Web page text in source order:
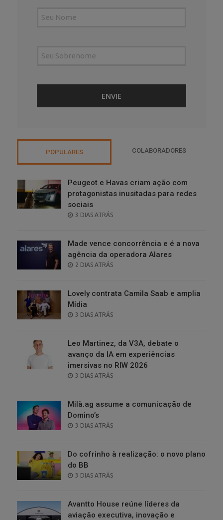
POPULARES COLABORADORES
Peugeot e Havas criam ação com
protagonistas inusitadas para redes
sociais
POSTED
3 DIAS ATRÁS
Made vence concorrência e é a nova
agência da operadora Alares
POSTED
2 DIAS ATRÁS
Lovely contrata Camila Saab e amplia
Mídia
POSTED
3 DIAS ATRÁS
Leo Martinez, da V3A, debate o
avanço da IA em experiências
imersivas no RIW 2026
POSTED
3 DIAS ATRÁS
Milà.ag assume a comunicação de
Domino’s
POSTED
3 DIAS ATRÁS
Do cofrinho à realização: o novo plano
do BB
POSTED
3 DIAS ATRÁS
Avantto House reúne líderes da
aviação executiva, inovação e